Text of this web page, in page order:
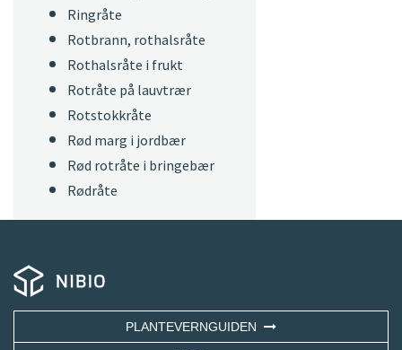
Ringråte
Rotbrann, rothalsråte
Rothalsråte i frukt
Rotråte på lauvtrær
Rotstokkråte
Rød marg i jordbær
Rød rotråte i bringebær
Rødråte
PLANTEVERNGUIDEN